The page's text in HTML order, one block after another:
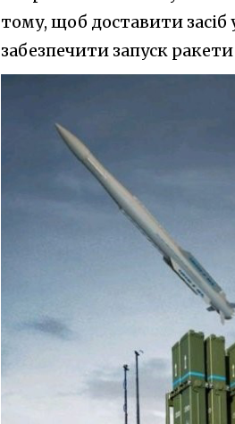
тому, щоб доставити засіб
забезпечити запуск